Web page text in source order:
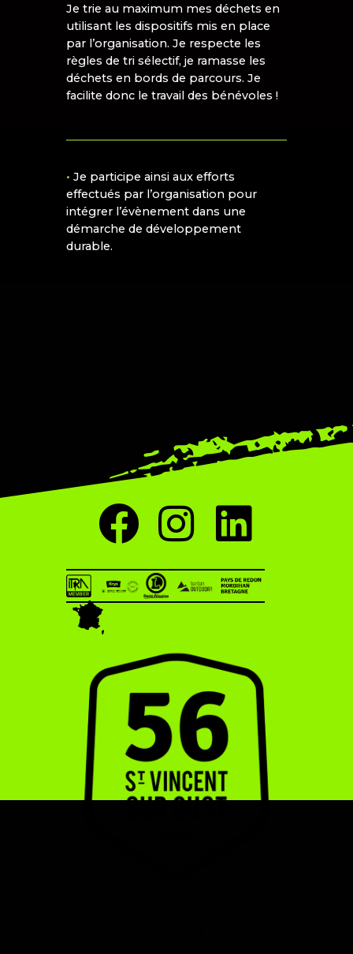
Je trie au maximum mes déchets en
utilisant les dispositifs mis en place
par l’organisation. Je respecte les
règles de tri sélectif, je ramasse les
déchets en bords de parcours. Je
facilite donc le travail des bénévoles !
• Je participe ainsi aux efforts
effectués par l’organisation pour
intégrer l’évènement dans une
démarche de développement
durable.